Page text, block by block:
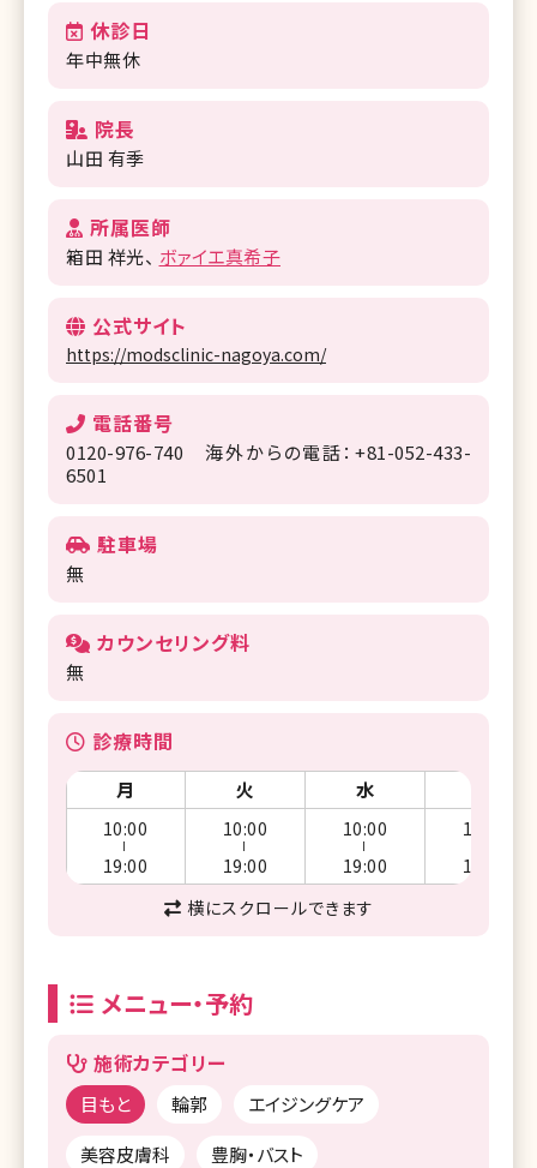
休診日
年中無休
院長
山田 有季
所属医師
箱田 祥光 ボァイエ真希子
公式サイト
https://modsclinic-nagoya.com/
電話番号
0120-976-740 海外からの電話：+81-052-433-
6501
駐車場
無
カウンセリング料
無
診療時間
月 火 水
10:00
19:00
10:00
19:00
10:00
19:00
10:00
19:00
横にスクロールできます
メニュー・予約
施術カテゴリー
目もと 輪郭
エイジングケア
美容皮膚科
豊胸・バスト